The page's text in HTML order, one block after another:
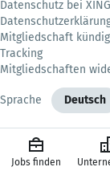
Datenschutz bei XING
Mitgliedschaft
Tracking
Mitgliedschaften
Sprache Deutsch
Jobs finden